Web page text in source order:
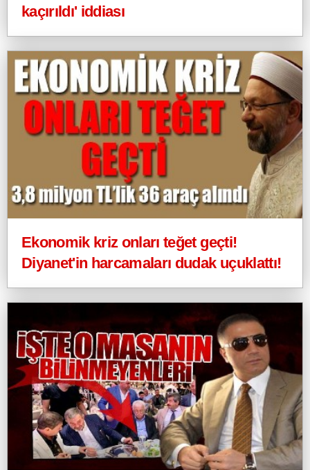
kaçırıldı' iddiası
Ekonomik kriz onları teğet geçti!
Diyanet'in harcamaları dudak uçuklattı!